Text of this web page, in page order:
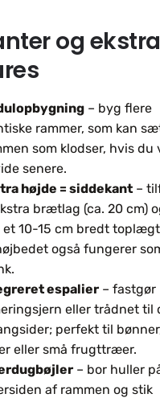
og ekstra
– byg flere
rammer, som kan
som klodser, hvis du
senere.
højde = siddekant –
brætlag (ca. 20 cm)
10-15 cm bredt
også fungerer
espalier – fastgør
eller trådnet til
perfekt til
eller små frugttræer.
– bor huller
af rammen og stik